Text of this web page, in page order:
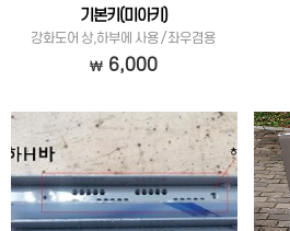
기본키(미아키)
강화도어 상,하부에 사용 / 좌우겸용
6,000